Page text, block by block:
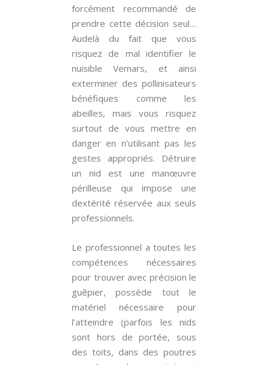
forcément recommandé de
prendre cette décision seul…
Audelà du fait que vous
risquez de mal identifier le
nuisible Vemars, et ainsi
exterminer des pollinisateurs
bénéfiques comme les
abeilles, mais vous risquez
surtout de vous mettre en
danger en n’utilisant pas les
gestes appropriés. Détruire
un nid est une manœuvre
périlleuse qui impose une
dextérité réservée aux seuls
professionnels.
Le professionnel a toutes les
compétences nécessaires
pour trouver avec précision le
guêpier, possède tout le
matériel nécessaire pour
l’atteindre (parfois les nids
sont hors de portée, sous
des toits, dans des poutres